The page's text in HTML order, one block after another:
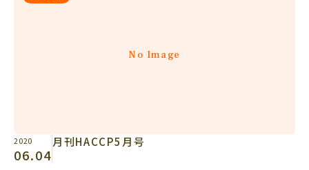
No Image
2020
06.04
月刊HACCP5月号